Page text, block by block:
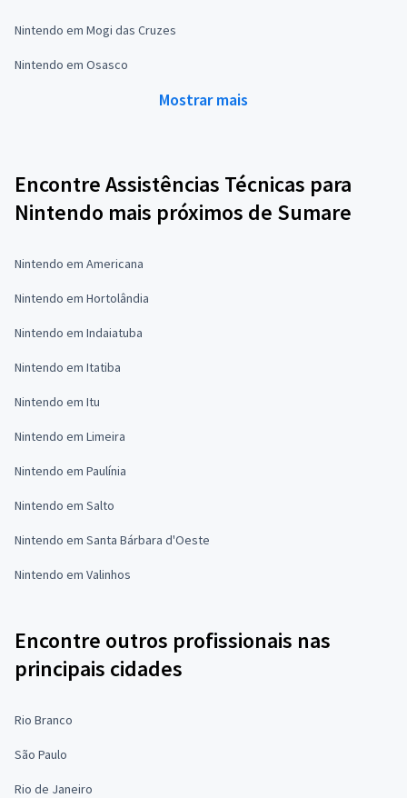
Nintendo em Mogi das Cruzes
Nintendo em Osasco
Mostrar mais
Encontre Assistências Técnicas para
Nintendo mais próximos de Sumare
Nintendo em Americana
Nintendo em Hortolândia
Nintendo em Indaiatuba
Nintendo em Itatiba
Nintendo em Itu
Nintendo em Limeira
Nintendo em Paulínia
Nintendo em Salto
Nintendo em Santa Bárbara d'Oeste
Nintendo em Valinhos
Encontre outros profissionais nas
principais cidades
Rio Branco
São Paulo
Rio de Janeiro